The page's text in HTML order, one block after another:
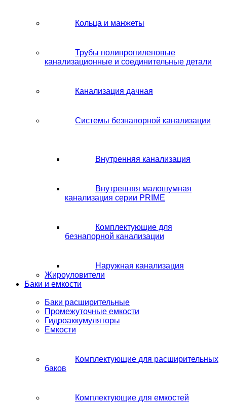
Кольца и манжеты
Трубы полипропиленовые
канализационные и соединительные детали
Канализация дачная
Системы безнапорной канализации
Внутренняя канализация
Внутренняя малошумная
канализация серии PRIME
Комплектующие для
безнапорной канализации
Наружная канализация
Жироуловители
Баки и емкости
Баки расширительные
Промежуточные емкости
Гидроаккумуляторы
Емкости
Комплектующие для расширительных
баков
Комплектующие для емкостей